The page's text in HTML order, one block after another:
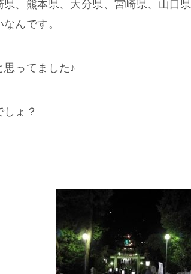
、熊本県、大分県、宮崎県、山口
んです。
ってました♪
ょ？